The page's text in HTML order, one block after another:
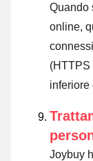
Quando
online,
(HTTPS
inferiore
Joybuy